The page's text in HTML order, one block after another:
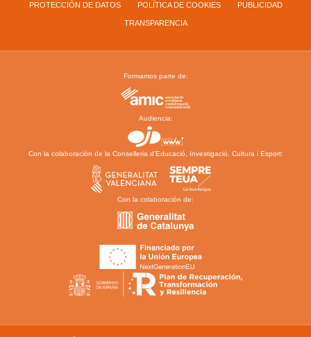
PROTECCIÓN DE DATOS POLÍTICA DE COOKIES PUBLICIDAD
TRANSPARENCIA
Formamos parte de:
Audiencia:
Con la colaboración de la Conselleria d’Educació, Investigació, Cultura i Esport:
Con la colaboración de: